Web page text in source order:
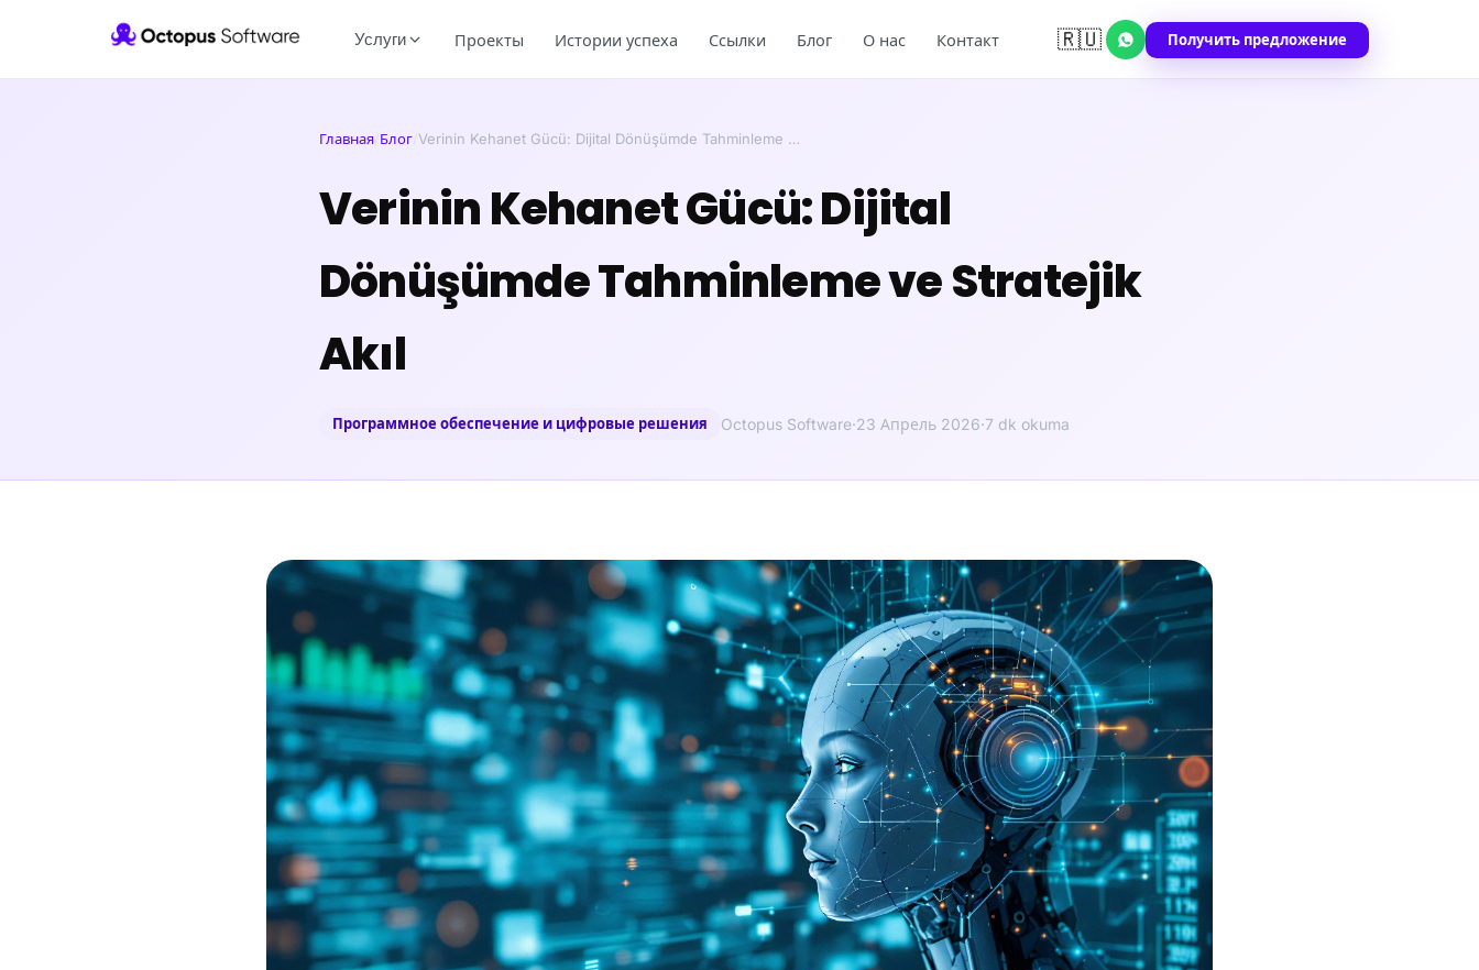
Услуги Проекты Истории успеха Ссылки Блог О нас Контакт 🇷🇺 Получить предложение
Главная/Блог/Verinin Kehanet Gücü: Dijital Dönüşümde Tahminleme …
Verinin Kehanet Gücü: Dijital
Dönüşümde Tahminleme ve Stratejik
Akıl
Программное обеспечение и цифровые решения Octopus Software·23 Апрель 2026·7 dk okuma